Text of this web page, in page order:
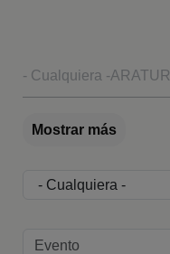
- Cualquiera -ARATUR
Mostrar más
Recinto
Edición evento